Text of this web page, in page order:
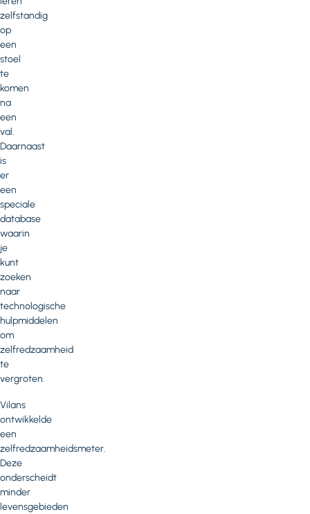
zelfstandig
op
een
stoel
te
komen
na
een
val.
Daarnaast
is
er
een
speciale
database
waarin
je
kunt
zoeken
naar
technologische
hulpmiddelen
om
zelfredzaamheid
te
vergroten.
Vilans
ontwikkelde
een
zelfredzaamheidsmeter.
Deze
onderscheidt
minder
levensgebieden